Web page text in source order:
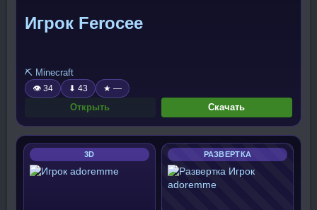
Игрок Ferocee
⛏️ Minecraft
👁 34 ⬇ 43 ★ —
Открыть Скачать
3D РАЗВЕРТКА